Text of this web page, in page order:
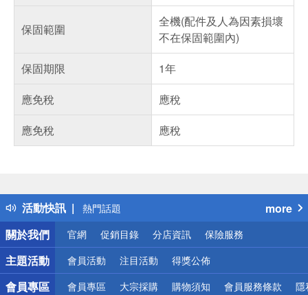
保固範圍
全機(配件及人為因素損壞
不在保固範圍內)
保固期限
1年
應免稅
應稅
應免稅
應稅
活動快訊
得獎公告
熱門話題
銀行優惠
偏遠地區配送
詐騙網頁！請小心！
more
關於我們
官網 促銷目錄 分店資訊 保險服務
主題活動 會員活動 注目活動 得獎公佈
會員專區 會員專區 大宗採購 購物須知 會員服務條款 隱